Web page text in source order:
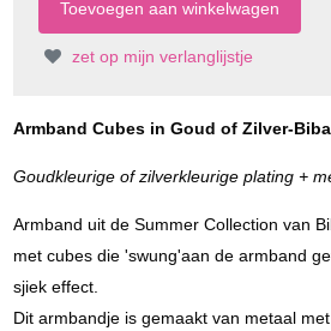
zet op mijn verlanglijstje
Armband Cubes in Goud of Zilver-Biba
Goudkleurige of zilverkleurige plating +
Armband uit de Summer Collection van
met cubes die 'swung'aan de armband
sjiek effect.
Dit armbandje is gemaakt van metaal